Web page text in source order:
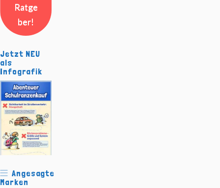
Ratge
ber!
Jetzt NEU
als
Infografik
Angesagte
Marken